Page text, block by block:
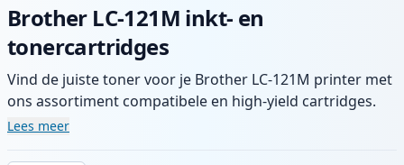
Brother LC-121M inkt- en
tonercartridges
Vind de juiste toner voor je Brother LC-121M printer met
ons assortiment compatibele en high-yield cartridges.
Geniet van consistente printkwaliteit en snelle levering
Lees meer